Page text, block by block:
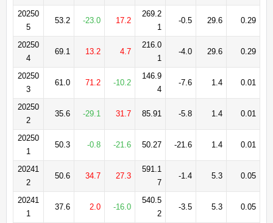
20250
5
53.2 -23.0 17.2
269.2
1
-0.5 29.6 0.29
20250
4
69.1 13.2 4.7
216.0
1
-4.0 29.6 0.29
20250
3
61.0 71.2 -10.2
146.9
4
-7.6 1.4 0.01
20250
2
35.6 -29.1 31.7 85.91 -5.8 1.4 0.01
20250
1
50.3 -0.8 -21.6 50.27 -21.6 1.4 0.01
20241
2
50.6 34.7 27.3
591.1
7
-1.4 5.3 0.05
20241
1
37.6 2.0 -16.0
540.5
2
-3.5 5.3 0.05